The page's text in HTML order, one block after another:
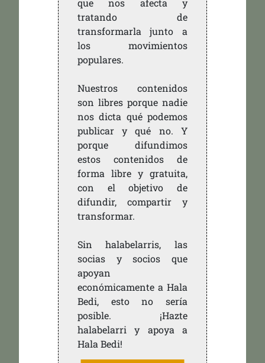
que nos afecta y
tratando de
transformarla junto a
los movimientos
populares.
Nuestros contenidos
son libres porque nadie
nos dicta qué podemos
publicar y qué no. Y
porque difundimos
estos contenidos de
forma libre y gratuita,
con el objetivo de
difundir, compartir y
transformar.
Sin halabelarris, las
socias y socios que
apoyan
económicamente a Hala
Bedi, esto no sería
posible. ¡Hazte
halabelarri y apoya a
Hala Bedi!